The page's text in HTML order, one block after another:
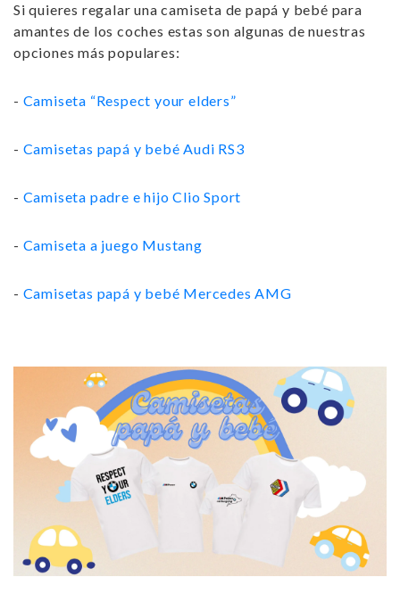
Si quieres regalar una camiseta de papá y bebé para
amantes de los coches estas son algunas de nuestras
opciones más populares:
- Camiseta “Respect your elders”
- Camisetas papá y bebé Audi RS3
- Camiseta padre e hijo Clio Sport
- Camiseta a juego Mustang
- Camisetas papá y bebé Mercedes AMG